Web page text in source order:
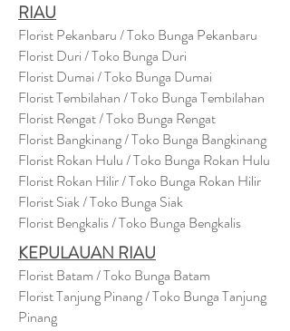
RIAU
Florist Pekanbaru / Toko Bunga Pekanbaru
Florist Duri / Toko Bunga Duri
Florist Dumai / Toko Bunga Dumai
Florist Tembilahan / Toko Bunga Tembilahan
Florist Rengat / Toko Bunga Rengat
Florist Bangkinang / Toko Bunga Bangkinang
Florist Rokan Hulu / Toko Bunga Rokan Hulu
Florist Rokan Hilir / Toko Bunga Rokan Hilir
Florist Siak / Toko Bunga Siak
Florist Bengkalis / Toko Bunga Bengkalis
KEPULAUAN RIAU
Florist Batam / Toko Bunga Batam
Florist Tanjung Pinang / Toko Bunga Tanjung
Pinang